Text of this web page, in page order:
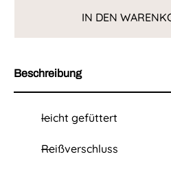
i
s
IN DEN
Beschreibung
leicht gefüttert
Reißverschluss